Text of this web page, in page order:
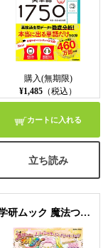
購入(無期限)
¥1,485 （税込）
カートに入れる
立ち読み
学研ムック 魔法つかいプリキュア！ オフィシャルコンプリートブック